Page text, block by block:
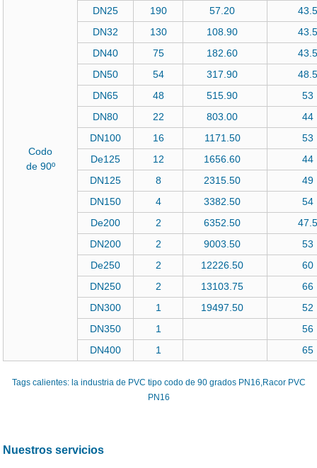
Codo
de 90º
DN25
190 57.20
43.5
DN32
130 108.90
43.5
DN40
75 182.60
43.5
DN50
54 317.90
48.5
DN65
48 515.90
53
DN80
22 803.00
44
DN100
16 1171.50
53
De125
12 1656.60
44
DN125
8 2315.50
49
DN150
4 3382.50
54
De200
2 6352.50
47.5
DN200
2 9003.50
53
De250
2 12226.50
60
DN250
2 13103.75
66
DN300
1 19497.50
52
DN350
1
56
DN400
1 65
Tags calientes: la industria de PVC tipo codo de 90 grados PN16,Racor PVC
PN16
Nuestros servicios